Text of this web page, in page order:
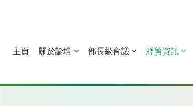
幾內亞比紹 赤道幾內亞 莫桑比克
主頁 關於論壇 部長級會議 經貿資訊